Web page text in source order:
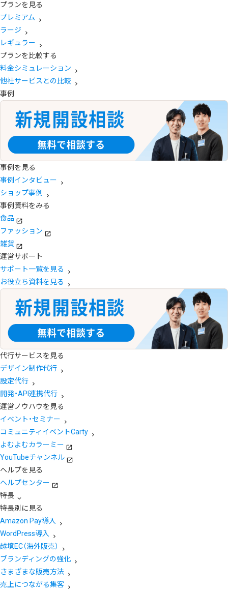
プランを見る
プレミアム
ラージ
レギュラー
プランを比較する
料金シミュレーション
他社サービスとの比較
事例
事例を見る
事例インタビュー
ショップ事例
事例資料をみる
食品
ファッション
雑貨
運営サポート
サポート一覧を見る
お役立ち資料を見る
代行サービスを見る
デザイン制作代行
設定代行
開発・API連携代行
運営ノウハウを見る
イベント・セミナー
コミュニティイベントCarty
よむよむカラーミー
YouTubeチャンネル
ヘルプを見る
ヘルプセンター
特長
特長別に見る
Amazon Pay導入
WordPress導入
越境EC（海外販売）
ブランディングの強化
さまざまな販売方法
売上につながる集客